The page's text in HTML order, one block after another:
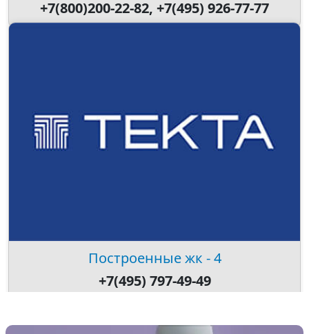
+7(800)200-22-82, +7(495) 926-77-77
Построенные жк - 4
+7(495) 797-49-49